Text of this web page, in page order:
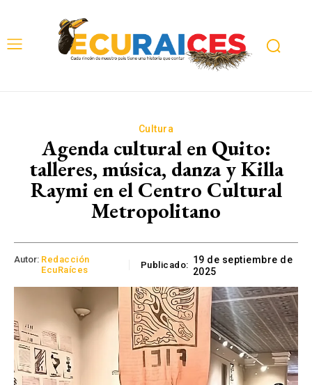
Cultura
Agenda cultural en Quito:
talleres, música, danza y Killa
Raymi en el Centro Cultural
Metropolitano
Autor: Redacción
EcuRaíces
Publicado: 19 de septiembre de
2025